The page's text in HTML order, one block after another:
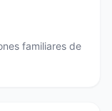
familiares de